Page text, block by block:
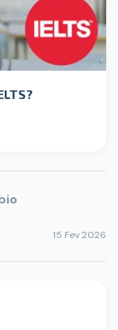
15 Fev 2026